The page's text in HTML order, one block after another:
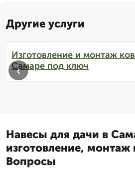
Другие услуги
Изготовление и монтаж
Самаре под ключ
‹
Навесы для дачи в
изготовление,
Вопросы